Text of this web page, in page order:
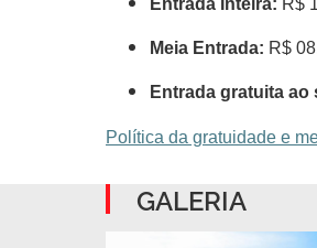
Meia Entrada: R$
Entrada gratuita ao
Política da gratuidade e
GALERIA